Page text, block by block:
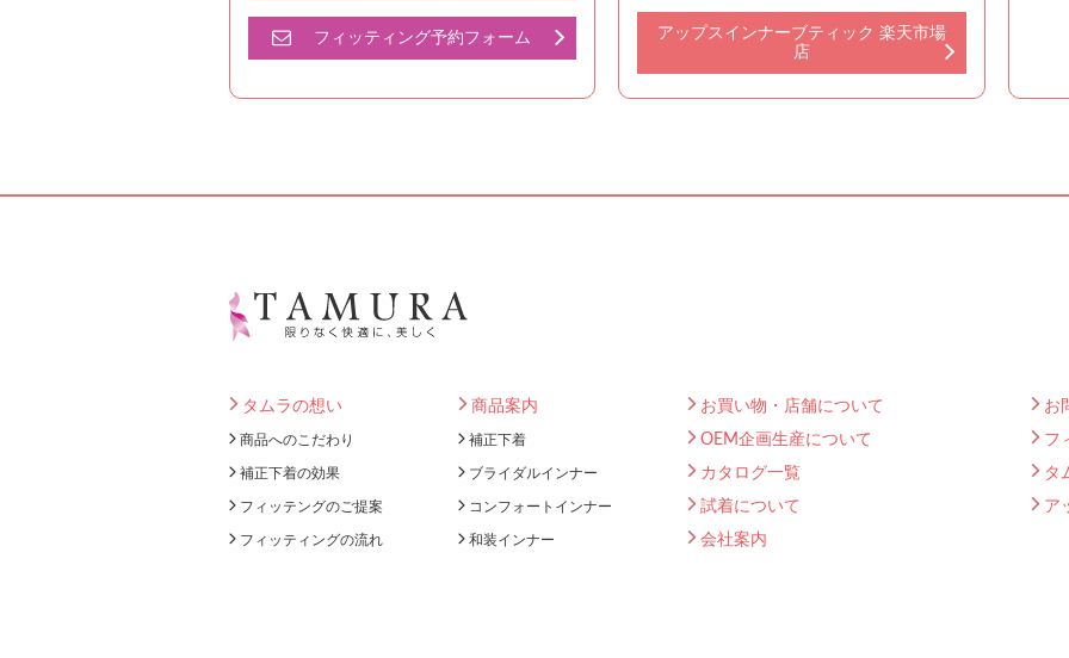
フィッティング予約フォーム
アップスインナーブティック 楽天市場
店
タムラの想い
商品へのこだわり
補正下着の効果
フィッテングのご提案
フィッティングの流れ
商品案内
補正下着
ブライダルインナー
コンフォートインナー
和装インナー
お買い物・店舗について
OEM企画生産について
カタログ一覧
試着について
会社案内
お
フ
タ
ア